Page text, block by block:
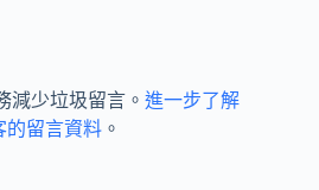
減少垃圾留言。 進一步了解
的留言資料 。